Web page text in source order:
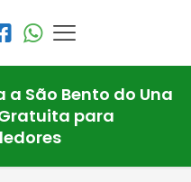
a São Bento do Una
para